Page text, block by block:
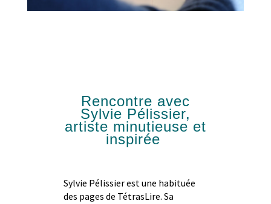
Rencontre avec
Sylvie Pélissier,
artiste minutieuse et
inspirée
Sylvie Pélissier est une habituée
des pages de TétrasLire. Sa